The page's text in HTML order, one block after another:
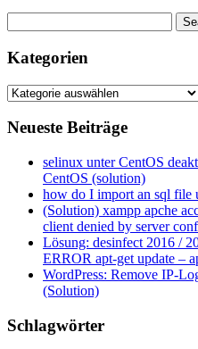
Kategorien
Kategorien
Neueste Beiträge
selinux unter CentOS
CentOS (solution)
how do I import an sql file
(Solution) xampp apche
client denied by server
Lösung: desinfect 2016 /
ERROR apt-get update –
WordPress: Remove IP-
(Solution)
Schlagwörter